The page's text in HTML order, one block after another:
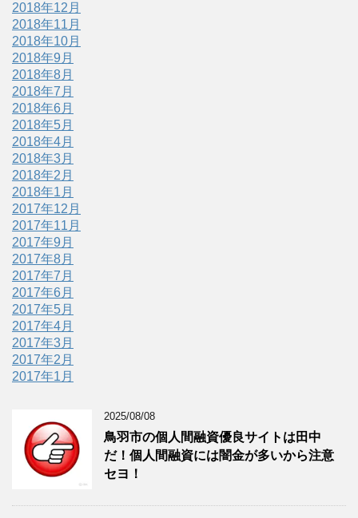
2018年12月
2018年11月
2018年10月
2018年9月
2018年8月
2018年7月
2018年6月
2018年5月
2018年4月
2018年3月
2018年2月
2018年1月
2017年12月
2017年11月
2017年9月
2017年8月
2017年7月
2017年6月
2017年5月
2017年4月
2017年3月
2017年2月
2017年1月
2025/08/08
鳥羽市の個人間融資優良サイトは田中
だ！個人間融資には闇金が多いから注意
セヨ！